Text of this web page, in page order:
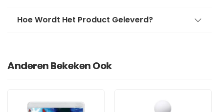
Hoe Wordt Het Product Geleverd?
Anderen Bekeken Ook